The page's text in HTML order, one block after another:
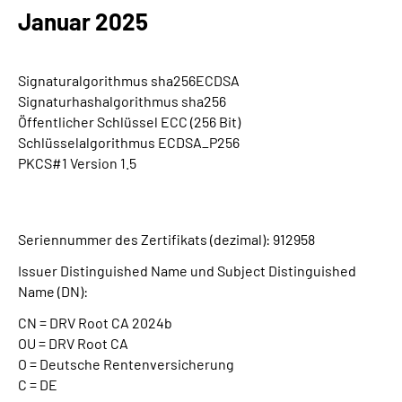
Inhalte in Gebärdensprache (DGS)
Suche
Januar 2025
Signaturalgorithmus sha256ECDSA
Signaturhashalgorithmus sha256
Öffentlicher Schlüssel ECC (256 Bit)
Schlüsselalgorithmus ECDSA_P256
PKCS#1 Version 1.5
Seriennummer des Zertifikats (dezimal): 912958
Issuer Distinguished Name und Subject Distinguished
Name (DN):
CN = DRV Root CA 2024b
OU = DRV Root CA
O = Deutsche Rentenversicherung
C = DE